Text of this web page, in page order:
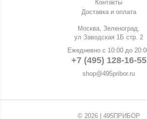
Контакты
Доставка и оплата
Москва, Зеленоград,
ул Заводская 1Б стр. 2
Ежедневно с 10:00 до
+7 (495) 128-16-55
shop@495pribor.ru
© 2026 | 495ПРИБОР